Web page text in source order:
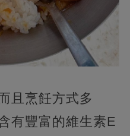
且烹飪方式多
有豐富的維生素E